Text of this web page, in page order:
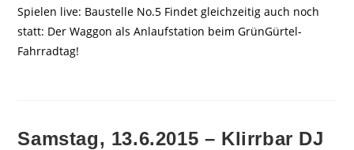
Spielen live: Baustelle No.5 Findet gleichzeitig auch noch
statt: Der Waggon als Anlaufstation beim GrünGürtel-
Fahrradtag!
Samstag, 13.6.2015 – Klirrbar DJ